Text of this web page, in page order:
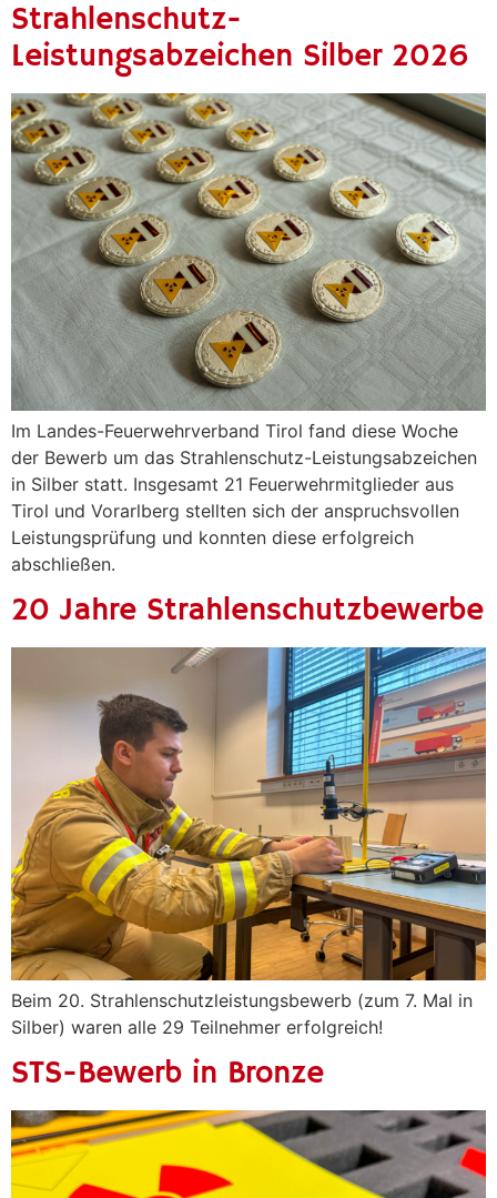
Strahlenschutz-
Leistungsabzeichen Silber 2026
Im Landes-Feuerwehrverband Tirol fand diese Woche
der Bewerb um das Strahlenschutz-Leistungsabzeichen
in Silber statt. Insgesamt 21 Feuerwehrmitglieder aus
Tirol und Vorarlberg stellten sich der anspruchsvollen
Leistungsprüfung und konnten diese erfolgreich
abschließen.
20 Jahre Strahlenschutzbewerbe
Beim 20. Strahlenschutzleistungsbewerb (zum 7. Mal in
Silber) waren alle 29 Teilnehmer erfolgreich!
STS-Bewerb in Bronze